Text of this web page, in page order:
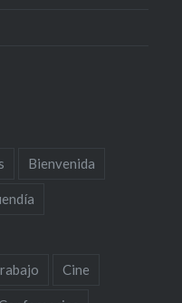
Bienvenida
Cine